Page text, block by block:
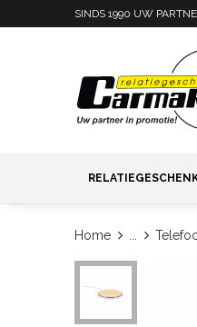
SINDS 1990 UW
Home